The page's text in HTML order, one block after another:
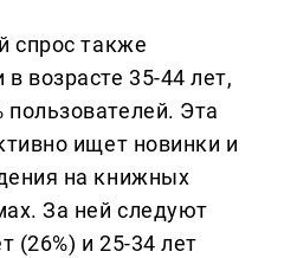
спрос также
возрасте 35-44 лет,
Эта
ищет новинки и
на книжных
За ней следуют
(26%) и 25-34 лет